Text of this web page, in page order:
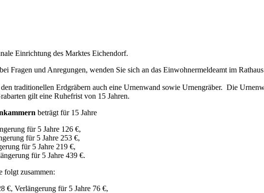
Einrichtung des Marktes Eichendorf.
Fragen und Anregungen, wenden Sie sich an das Einwohnermeldeamt im
traditionellen Erdgräbern auch eine Urnenwand sowie Urnengräber. Die
gilt eine Ruhefrist von 15 Jahren.
beträgt für 15 Jahre
für 5 Jahre 126 €,
für 5 Jahre 253 €,
für 5 Jahre 219 €,
für 5 Jahre 439 €.
folgt zusammen:
€, Verlängerung für 5 Jahre 76 €,